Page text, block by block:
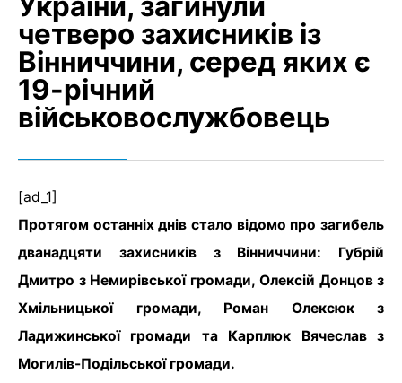
четверо захисників із
Вінниччини, серед яких є
19-річний
військовослужбовець
[ad_1]
Протягом останніх днів стало відомо про загибель
дванадцяти захисників з Вінниччини: Губрій
Дмитро з Немирівської громади, Олексій Донцов з
Хмільницької громади, Роман Олексюк з
Ладижинської громади та Карплюк Вячеслав з
Могилів-Подільської громади.